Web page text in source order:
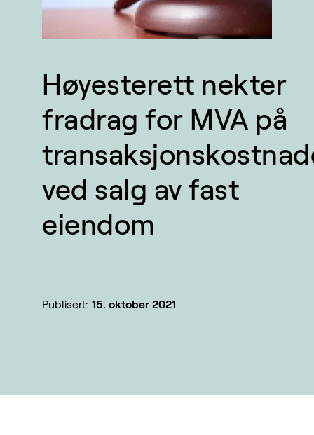
Høyesterett nekter
fradrag for MVA på
ved salg av fast
eiendom
Publisert: 15. oktober 2021